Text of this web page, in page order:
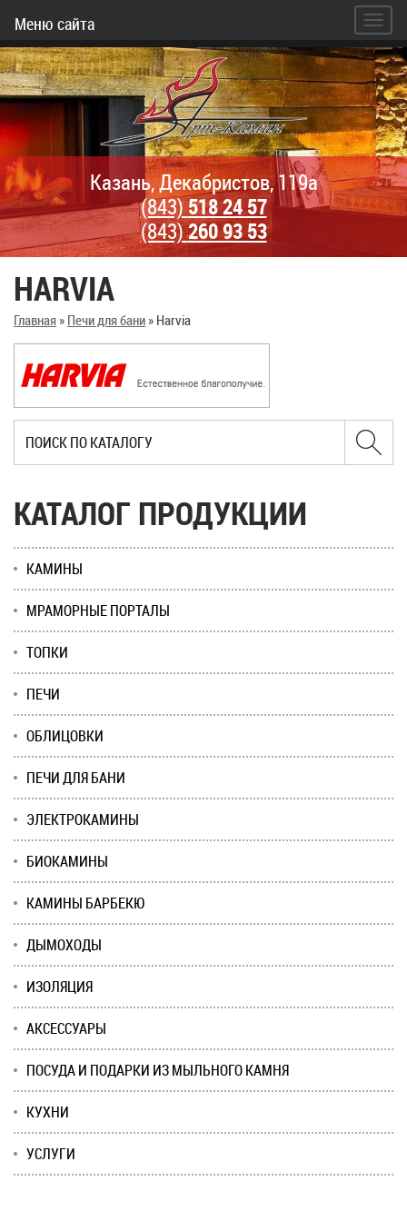
Меню сайта
Казань, Декабристов, 119а
(843)518 24 57
(843)260 93 53
HARVIA
Главная» Печи для бани» Harvia
КАТАЛОГ ПРОДУКЦИИ
КАМИНЫ
МРАМОРНЫЕ ПОРТАЛЫ
ТОПКИ
ПЕЧИ
ОБЛИЦОВКИ
ПЕЧИ ДЛЯ БАНИ
ЭЛЕКТРОКАМИНЫ
БИОКАМИНЫ
КАМИНЫ БАРБЕКЮ
ДЫМОХОДЫ
ИЗОЛЯЦИЯ
АКСЕССУАРЫ
ПОСУДА И ПОДАРКИ ИЗ МЫЛЬНОГО КАМНЯ
КУХНИ
УСЛУГИ